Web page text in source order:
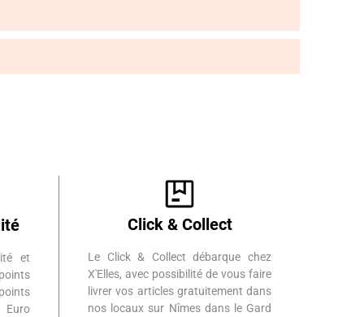
et
Euro
Click & Collect
Le Click & Collect débarque chez
X'Elles, avec possibilité de vous faire
livrer vos articles gratuitement dans
nos locaux sur Nîmes dans le Gard